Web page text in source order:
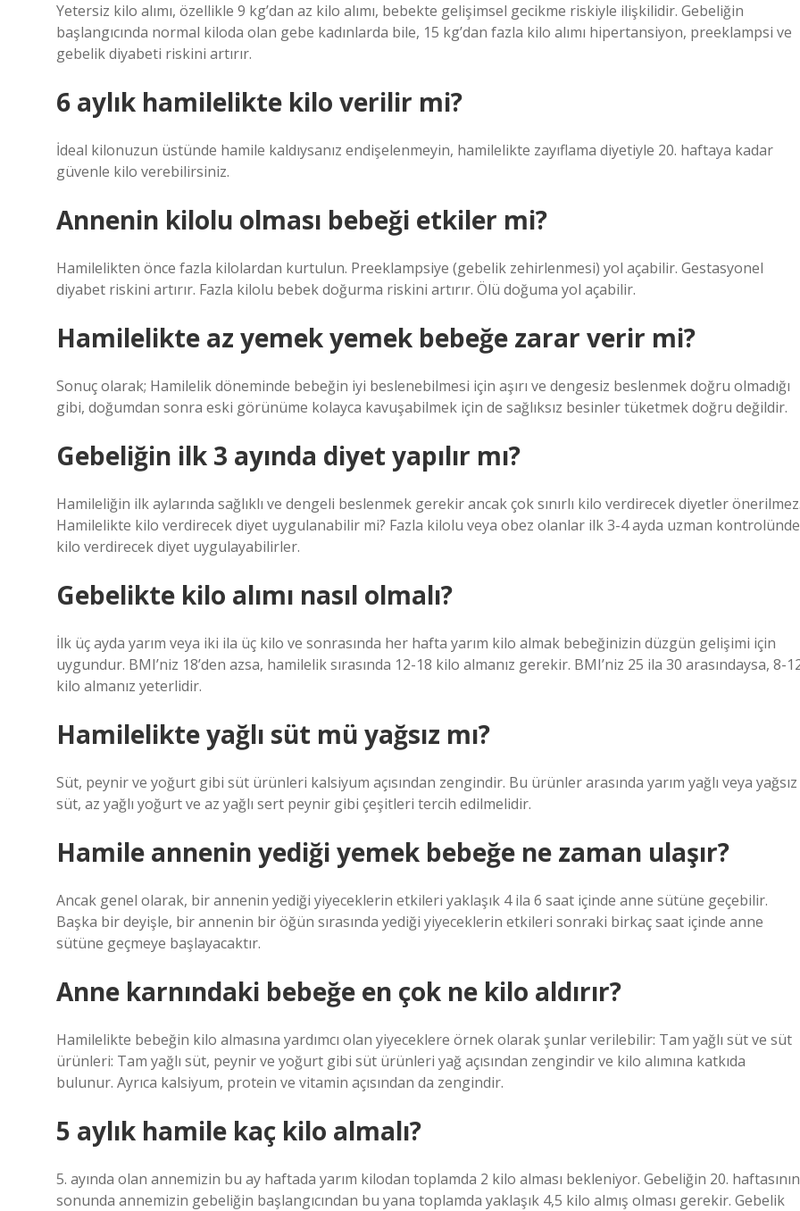
Yetersiz kilo alımı, özellikle 9 kg’dan az kilo alımı, bebekte gelişimsel gecikme riskiyle ilişkilidir. Gebeliğin
başlangıcında normal kiloda olan gebe kadınlarda bile, 15 kg’dan fazla kilo alımı hipertansiyon, preeklampsi ve
gebelik diyabeti riskini artırır.
6 aylık hamilelikte kilo verilir mi?
İdeal kilonuzun üstünde hamile kaldıysanız endişelenmeyin, hamilelikte zayıflama diyetiyle 20. haftaya kadar
güvenle kilo verebilirsiniz.
Annenin kilolu olması bebeği etkiler mi?
Hamilelikten önce fazla kilolardan kurtulun. Preeklampsiye (gebelik zehirlenmesi) yol açabilir. Gestasyonel
diyabet riskini artırır. Fazla kilolu bebek doğurma riskini artırır. Ölü doğuma yol açabilir.
Hamilelikte az yemek yemek bebeğe zarar verir mi?
Sonuç olarak; Hamilelik döneminde bebeğin iyi beslenebilmesi için aşırı ve dengesiz beslenmek doğru olmadığı
gibi, doğumdan sonra eski görünüme kolayca kavuşabilmek için de sağlıksız besinler tüketmek doğru değildir.
Gebeliğin ilk 3 ayında diyet yapılır mı?
Hamileliğin ilk aylarında sağlıklı ve dengeli beslenmek gerekir ancak çok sınırlı kilo verdirecek diyetler önerilmez.
Hamilelikte kilo verdirecek diyet uygulanabilir mi? Fazla kilolu veya obez olanlar ilk 3-4 ayda uzman kontrolünde
kilo verdirecek diyet uygulayabilirler.
Gebelikte kilo alımı nasıl olmalı?
İlk üç ayda yarım veya iki ila üç kilo ve sonrasında her hafta yarım kilo almak bebeğinizin düzgün gelişimi için
uygundur. BMI’niz 18’den azsa, hamilelik sırasında 12-18 kilo almanız gerekir. BMI’niz 25 ila 30 arasındaysa, 8-
kilo almanız yeterlidir.
Hamilelikte yağlı süt mü yağsız mı?
Süt, peynir ve yoğurt gibi süt ürünleri kalsiyum açısından zengindir. Bu ürünler arasında yarım yağlı veya yağsız
süt, az yağlı yoğurt ve az yağlı sert peynir gibi çeşitleri tercih edilmelidir.
Hamile annenin yediği yemek bebeğe ne zaman ulaşır?
Ancak genel olarak, bir annenin yediği yiyeceklerin etkileri yaklaşık 4 ila 6 saat içinde anne sütüne geçebilir.
Başka bir deyişle, bir annenin bir öğün sırasında yediği yiyeceklerin etkileri sonraki birkaç saat içinde anne
sütüne geçmeye başlayacaktır.
Anne karnındaki bebeğe en çok ne kilo aldırır?
Hamilelikte bebeğin kilo almasına yardımcı olan yiyeceklere örnek olarak şunlar verilebilir: Tam yağlı süt ve süt
ürünleri: Tam yağlı süt, peynir ve yoğurt gibi süt ürünleri yağ açısından zengindir ve kilo alımına katkıda
bulunur. Ayrıca kalsiyum, protein ve vitamin açısından da zengindir.
5 aylık hamile kaç kilo almalı?
5. ayında olan annemizin bu ay haftada yarım kilodan toplamda 2 kilo alması bekleniyor. Gebeliğin 20. haftasının
sonunda annemizin gebeliğin başlangıcından bu yana toplamda yaklaşık 4,5 kilo almış olması gerekir. Gebelik